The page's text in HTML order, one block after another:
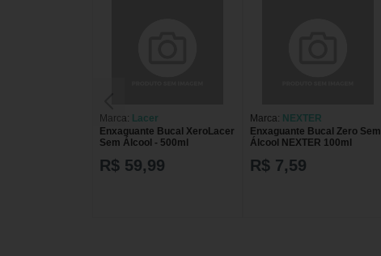
Marca: Lacer
Enxaguante Bucal XeroLacer
Sem Álcool - 500ml
R$ 59,99
Marca: NEXTER
Enxaguante Bucal Zero Sem
Álcool NEXTER 100ml
R$ 7,59